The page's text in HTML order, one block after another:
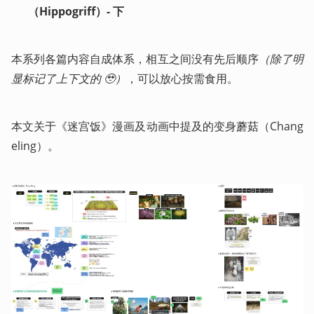
（Hippogriff）- 下
本系列各篇内容自成体系，相互之间没有先后顺序（除了明
显标记了上下文的 🥹）
，可以放心按需食用。
本文关于《迷宫饭》漫画及动画中提及的变身蘑菇（Chang
eling）。